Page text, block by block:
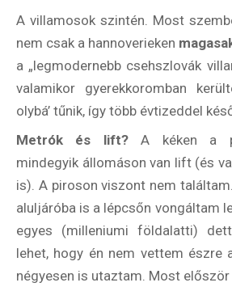
A villamosok szintén. Most
nem csak a hannoverieken
a „legmodernebb csehszlovák
valamikor gyerekkoromban
olybá’ tűnik, így több évtizeddel
Metrók és lift?A kéken a
mindegyik állomáson van lift (és
is). A piroson viszont nem
aluljáróba is a lépcsőn vongáltam
egyes (milleniumi földalatti)
lehet, hogy én nem vettem észre
négyesen is utaztam. Most először